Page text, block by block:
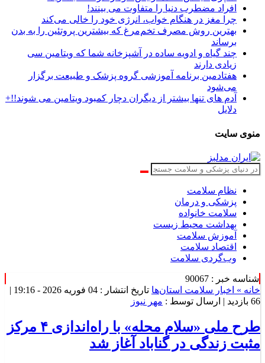
افراد مضطرب دنیا را متفاوت می بینند!
چرا مغز در هنگام خواب، انرژی خود را خالی می‌کند
بهترین روش مصرف تخم‌مرغ که بیشترین پروتئین را به بدن
برساند
چند گیاه و ادویه ساده در آشپزخانه شما که ویتامین سی
زیادی دارند
هفتادمین برنامه آموزشی گروه پزشک و طبیعت برگزار
می‌شود
آدم های تنها بیشتر از دیگران دچار کمبود ویتامین می شوند!!+
دلایل
منوی سایت
نظام سلامت
پزشکی و درمان
سلامت خانواده
بهداشت محیط زیست
آموزش سلامت
اقتصاد سلامت
وب‌گردی سلامت
شناسه خبر : 90067
خانه » اخبار سلامت استان‌ها تاریخ انتشار : 04 فوریه 2026 - 19:16 |
66 بازدید
| ارسال توسط : مهر نیوز
طرح ملی «سلام محله» با راه‌اندازی ۴ مرکز
مثبت زندگی در گناباد آغاز شد